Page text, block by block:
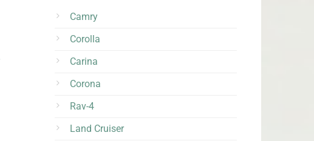
Camry
Corolla
Carina
Corona
Rav-4
Land Cruiser